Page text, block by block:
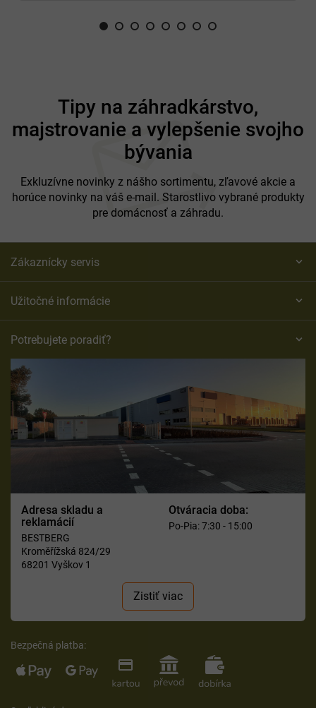
Tipy na záhradkárstvo,
majstrovanie a vylepšenie svojho
bývania
Exkluzívne novinky z nášho sortimentu, zľavové akcie a
horúce novinky na váš e-mail. Starostlivo vybrané produkty
pre domácnosť a záhradu.
Zákaznícky servis
Užitočné informácie
Potrebujete poradiť?
Adresa skladu a
reklamácií
BESTBERG
Kroměřížská 824/29
68201 Vyškov 1
Otváracia doba:
Po-Pia: 7:30 - 15:00
Zistiť viac
Bezpečná platba: